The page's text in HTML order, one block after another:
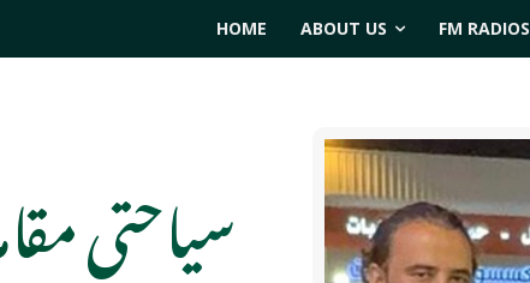
HOME ABOUT US FM RADIOS
سیاحتی